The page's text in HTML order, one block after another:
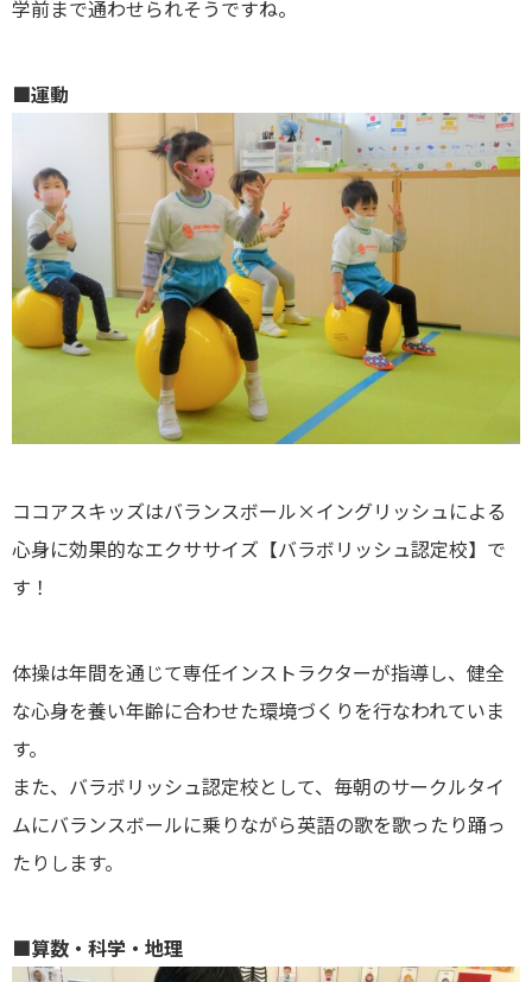
学前まで通わせられそうですね。
■運動
ココアスキッズはバランスボール×イングリッシュによる
心身に効果的なエクササイズ【バラボリッシュ認定校】で
す！
体操は年間を通じて専任インストラクターが指導し、健全
な心身を養い年齢に合わせた環境づくりを行なわれていま
す。
また、バラボリッシュ認定校として、毎朝のサークルタイ
ムにバランスボールに乗りながら英語の歌を歌ったり踊っ
たりします。
■算数・科学・地理